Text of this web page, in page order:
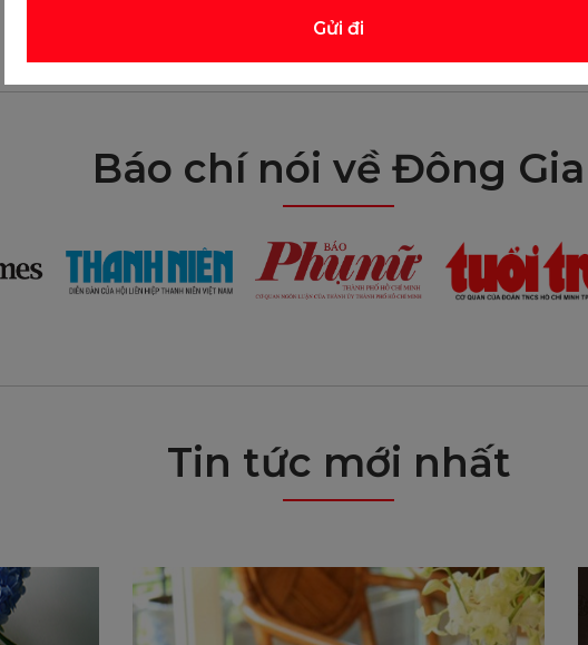
Mua sắm ngay Mua sắm ngay
Báo chí nói về Đông Gia
Tin tức mới nhất
Gửi đi